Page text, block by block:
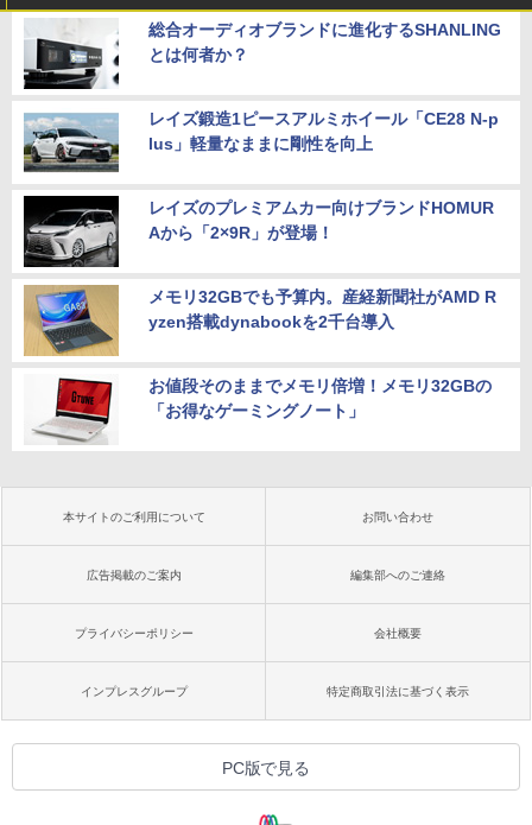
総合オーディオブランドに進化するSHANLING
とは何者か？
レイズ鍛造1ピースアルミホイール「CE28 N-p
lus」軽量なままに剛性を向上
レイズのプレミアムカー向けブランドHOMUR
Aから「2×9R」が登場！
メモリ32GBでも予算内。産経新聞社がAMD R
yzen搭載dynabookを2千台導入
お値段そのままでメモリ倍増！メモリ32GBの
「お得なゲーミングノート」
本サイトのご利用について お問い合わせ
広告掲載のご案内 編集部へのご連絡
プライバシーポリシー 会社概要
インプレスグループ 特定商取引法に基づく表示
PC版で見る